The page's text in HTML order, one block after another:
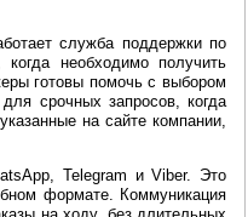
служба поддержки по
необходимо получить
готовы помочь с выбором
срочных запросов, когда
на сайте компании,
Telegram и Viber. Это
формате. Коммуникация